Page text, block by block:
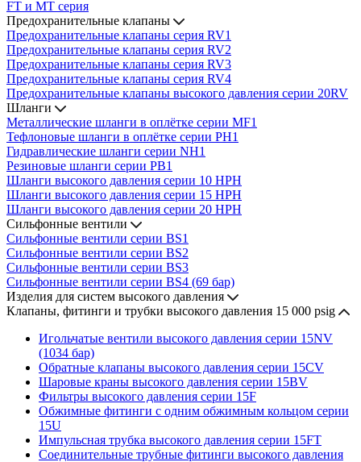
FT и MT серия
Предохранительные клапаны
Предохранительные клапаны серия RV1
Предохранительные клапаны серия RV2
Предохранительные клапаны серия RV3
Предохранительные клапаны серия RV4
Предохранительные клапаны высокого давления серии 20RV
Шланги
Металлические шланги в оплётке серии MF1
Тефлоновые шланги в оплётке серии PH1
Гидравлические шланги серии NH1
Резиновые шланги серии PB1
Шланги высокого давления серии 10 HPH
Шланги высокого давления серии 15 HPH
Шланги высокого давления серии 20 HPH
Сильфонные вентили
Сильфонные вентили серии BS1
Сильфонные вентили серии BS2
Сильфонные вентили серии BS3
Сильфонные вентили серии BS4 (69 бар)
Изделия для систем высокого давления
Клапаны, фитинги и трубки высокого давления 15 000 psig
Игольчатые вентили высокого давления серии 15NV
(1034 бар)
Обратные клапаны высокого давления серии 15CV
Шаровые краны высокого давления серии 15BV
Фильтры высокого давления серии 15F
Обжимные фитинги с одним обжимным кольцом серии
15U
Импульсная трубка высокого давления серии 15FT
Соединительные трубные фитинги высокого давления